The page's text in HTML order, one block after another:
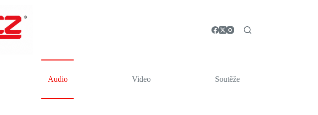
Audio Video Soutěže